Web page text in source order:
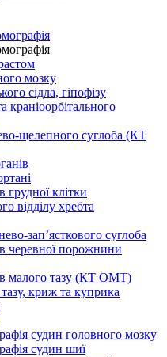
мозку
сідла, гіпофізу
краніоорбітального
щелепного суглоба (КТ
грудної клітки
відділу хребта
зап’ясткового суглоба
черевної порожнини
малого тазу (КТ ОМТ)
криж та куприка
судин головного мозку
судин шиї